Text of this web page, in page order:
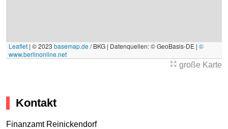
Leaflet | © 2023 basemap.de/ BKG | Datenquellen: © GeoBasis-DE | ©
www.berlinonline.net
große Karte
Kontakt
Finanzamt Reinickendorf